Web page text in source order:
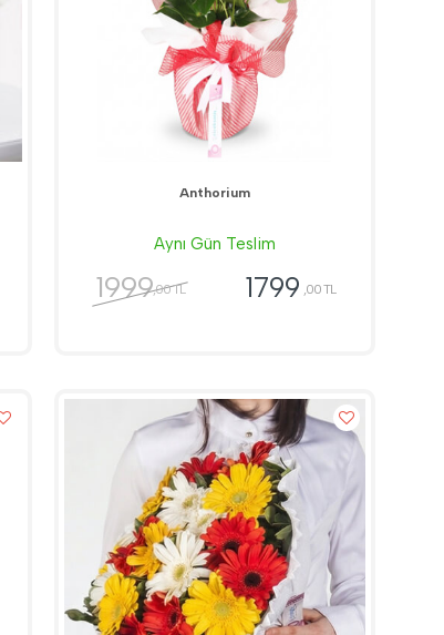
Anthorium
Aynı Gün Teslim
1999,00 TL 1799 ,00 TL